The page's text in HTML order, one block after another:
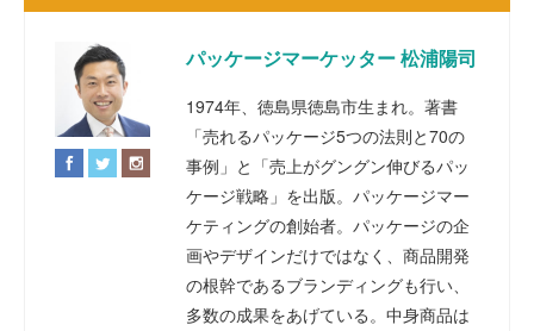
パッケージマーケッター 松浦陽司
1974年、徳島県徳島市生まれ。著書
「売れるパッケージ5つの法則と70の
事例」と「売上がグングン伸びるパッ
ケージ戦略」を出版。パッケージマー
ケティングの創始者。パッケージの企
画やデザインだけではなく、商品開発
の根幹であるブランディングも行い、
多数の成果をあげている。中身商品は